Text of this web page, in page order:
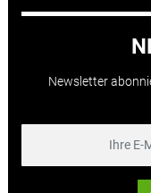
Newsletter